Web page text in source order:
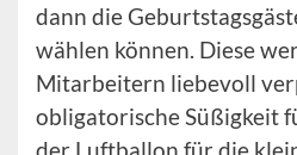
dann die
wählen können. Diese
Mitarbeitern liebevoll
obligatorische Süßigkeit
der Luftballon für die